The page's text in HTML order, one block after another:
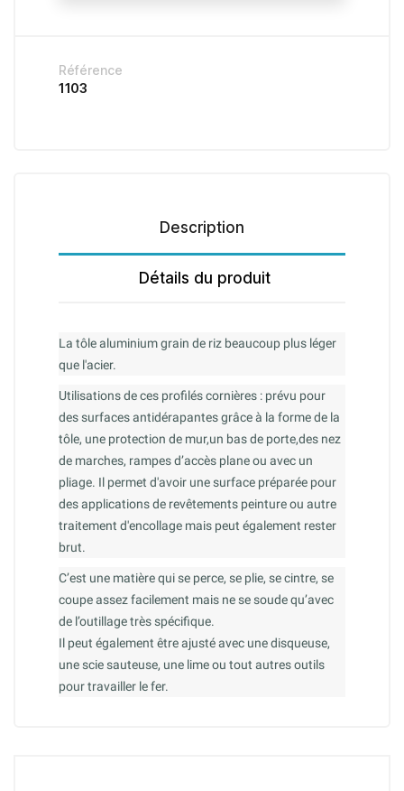
Référence
1103
Description
Détails du produit
La tôle aluminium grain de riz beaucoup plus léger
que l'acier.
Utilisations de ces profilés cornières : prévu pour
des surfaces antidérapantes grâce à la forme de la
tôle, une protection de mur,un bas de porte,des nez
de marches, rampes d’accès plane ou avec un
pliage. Il permet d'avoir une surface préparée pour
des applications de revêtements peinture ou autre
traitement d'encollage mais peut également rester
brut.
C’est une matière qui se perce, se plie, se cintre, se
coupe assez facilement mais ne se soude qu’avec
de l’outillage très spécifique.
Il peut également être ajusté avec une disqueuse,
une scie sauteuse, une lime ou tout autres outils
pour travailler le fer.